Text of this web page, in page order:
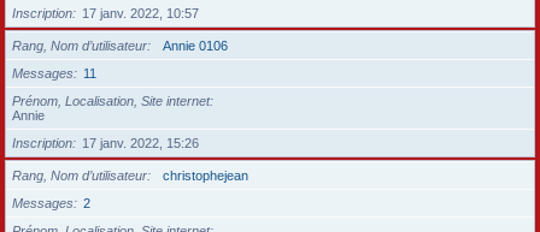
Inscription
17 janv. 2022, 10:57
Rang, Nom d’utilisateur
Annie 0106
Messages
11
Prénom, Localisation, Site internet
Annie
Inscription
17 janv. 2022, 15:26
Rang, Nom d’utilisateur
christophejean
Messages
2